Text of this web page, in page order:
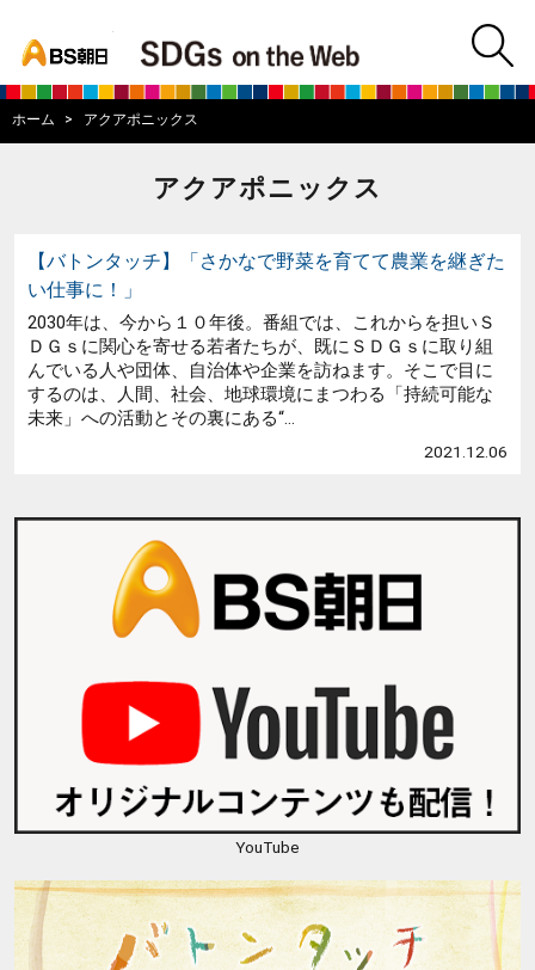
BS朝日SDGs
ホーム アクアポニックス
アクアポニックス
【バトンタッチ】「さかなで野菜を育てて農業を継ぎた
い仕事に！」
2030年は、今から１０年後。番組では、これからを担いＳ
ＤＧｓに関心を寄せる若者たちが、既にＳＤＧｓに取り組
んでいる人や団体、自治体や企業を訪ねます。そこで目に
するのは、人間、社会、地球環境にまつわる「持続可能な
未来」への活動とその裏にある“...
2021.12.06
YouTube